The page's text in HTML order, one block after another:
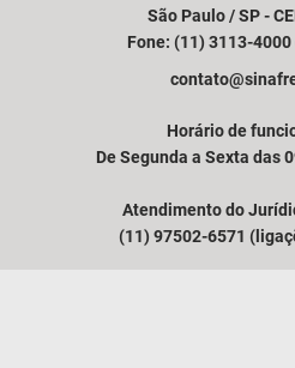
São Paulo / SP -
Fone: (11) 3113-
Horário de
De Segunda a Sexta das
Atendimento do
(11) 97502-6571